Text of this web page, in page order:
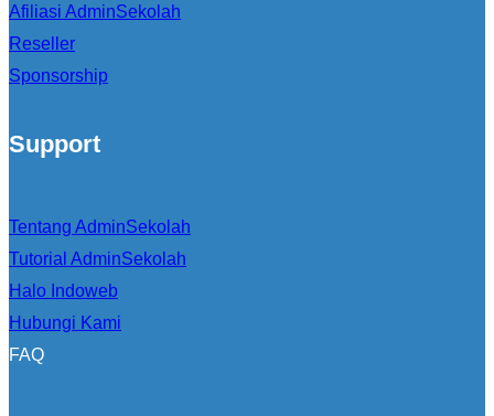
Afiliasi AdminSekolah
Reseller
Sponsorship
Support
Tentang AdminSekolah
Tutorial AdminSekolah
Halo Indoweb
Hubungi Kami
FAQ